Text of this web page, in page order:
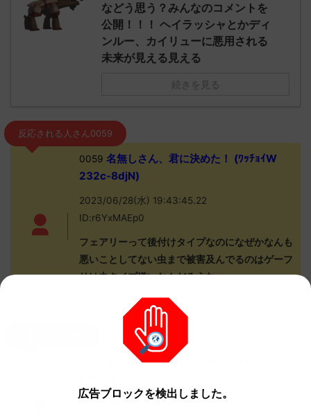
などう思う？みんなのコメントを
公開！！！ ヘイラッシャとかディ
ンルー、カイリューに悪用される
未来が見える見える
続きを見る
反応される人さん0059
0059 名無しさん、君に決めた！ (ﾜｯﾁｮｲW
232c-8djN)
2023/06/28(水) 19:43:45.22
ID:r6YxMAEp0
フェアリーって後付けタイプなのになぜかなんも
悪いことしてない虫まで被害及んでるのはゲーフ
リは虫タイプ嫌いなんだろうな
名無しさん、君に決めた！ (ｽﾌﾟｰﾌﾟ
2023/06/28(水) 19:45:02.30
広告ブロックを検出しました。